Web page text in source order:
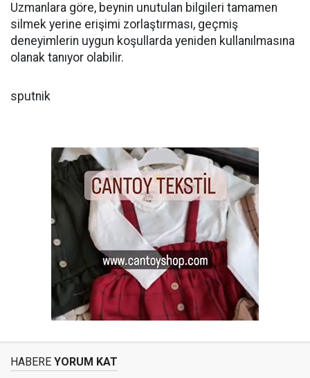
Uzmanlara göre, beynin unutulan bilgileri tamamen
silmek yerine erişimi zorlaştırması, geçmiş
deneyimlerin uygun koşullarda yeniden kullanılmasına
olanak tanıyor olabilir.
sputnik
HABERE YORUM KAT